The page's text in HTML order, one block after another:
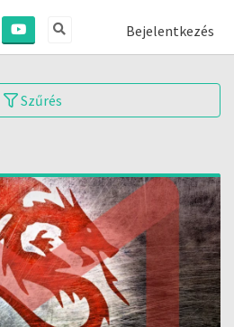
Bejelentkezés
Szűrés